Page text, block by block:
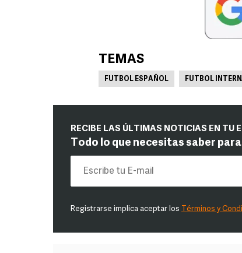
TEMAS
FUTBOL ESPAÑOL FUTBOL
RECIBE LAS ÚLTIMAS NOTICIAS EN TU
Todo lo que necesitas saber
Registrarse implica aceptar los Términos y